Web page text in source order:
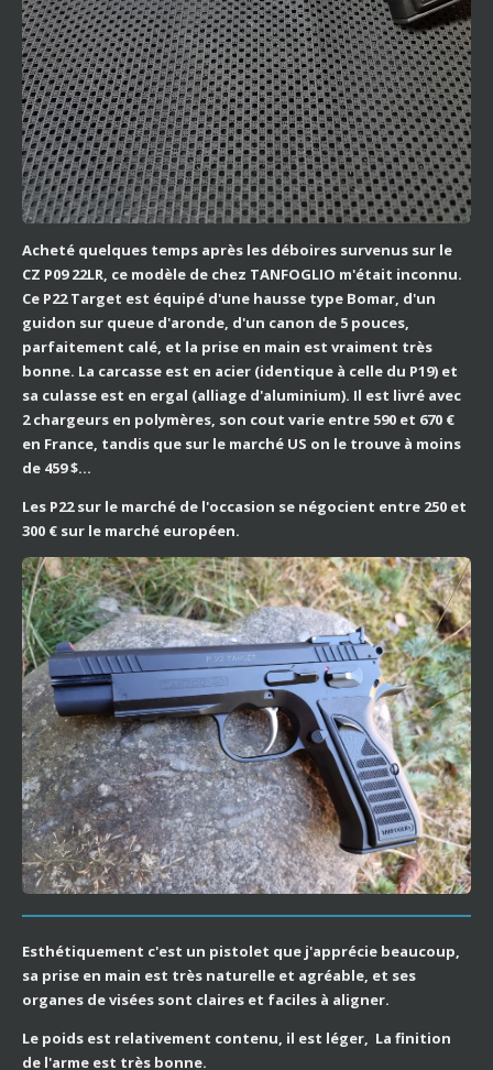
Acheté quelques temps après les déboires survenus sur le
CZ P09 22LR, ce modèle de chez TANFOGLIO m'était inconnu.
Ce P22 Target est équipé d'une hausse type Bomar, d'un
guidon sur queue d'aronde, d'un canon de 5 pouces,
parfaitement calé, et la prise en main est vraiment très
bonne. La carcasse est en acier (identique à celle du P19) et
sa culasse est en ergal (alliage d'aluminium). Il est livré avec
2 chargeurs en polymères, son cout varie entre 590 et 670 €
en France, tandis que sur le marché US on le trouve à moins
de 459 $...
Les P22 sur le marché de l'occasion se négocient entre 250 et
300 € sur le marché européen.
Esthétiquement c'est un pistolet que j'apprécie beaucoup,
sa prise en main est très naturelle et agréable, et ses
organes de visées sont claires et faciles à aligner.
Le poids est relativement contenu, il est léger, La finition
de l'arme est très bonne.